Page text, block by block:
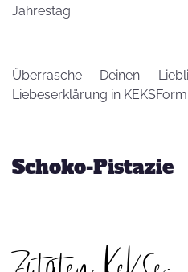
Jahrestag.
Überrasche Deinen
Liebeserklärung in
Schoko-Pistazie